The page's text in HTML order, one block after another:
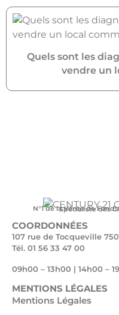
Quels sont les
vendre un
N°1 de la Vente de
Spécialiste des
COORDONNÉES
107 rue de Tocqueville
Tél. 01 56 33 47 00
09h00 – 13h00 | 14h00 –
MENTIONS LÉGALES
Mentions Légales